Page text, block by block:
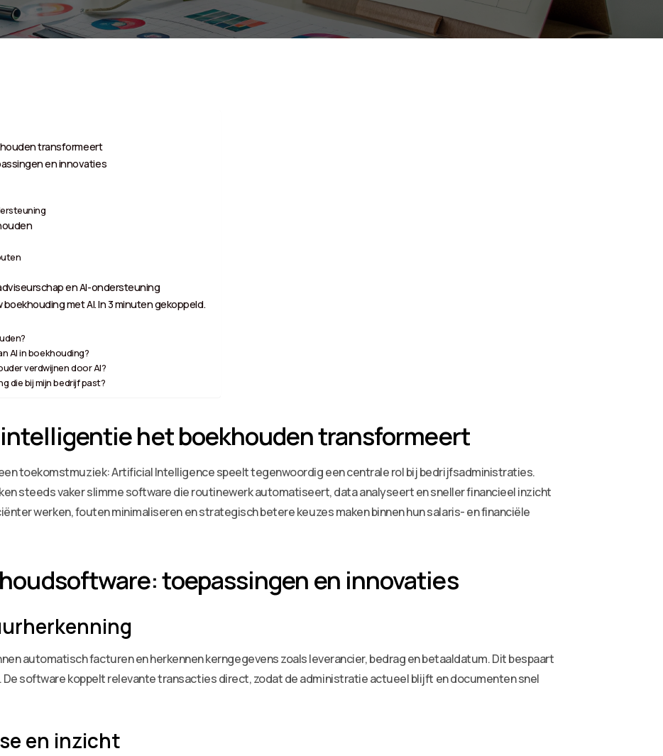
transformeert
en innovaties
en AI-ondersteuning
met AI. In 3 minuten gekoppeld.
AI in boekhouding?
verdwijnen door AI?
die bij mijn bedrijf past?
het boekhouden transformeert
toekomstmuziek: Artificial Intelligence speelt tegenwoordig een centrale rol bij bedrijfsadministraties.
steeds vaker slimme software die routinewerk automatiseert, data analyseert en sneller financieel inzicht
werken, fouten minimaliseren en strategisch betere keuzes maken binnen hun salaris- en financiële
toepassingen en innovaties
automatisch facturen en herkennen kerngegevens zoals leverancier, bedrag en betaaldatum. Dit bespaart
software koppelt relevante transacties direct, zodat de administratie actueel blijft en documenten snel
en inzicht